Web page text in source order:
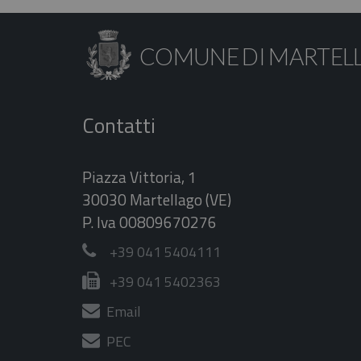
COMUNE DI
Contatti
Piazza Vittoria, 1
30030 Martellago (VE)
P. Iva 00809670276
+39 041 5404111
+39 041 5402363
Email
PEC